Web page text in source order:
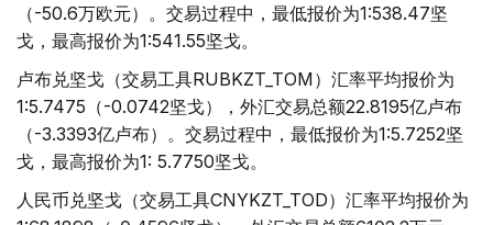
（-50.6万欧元）。交易过程中，最低报价为1:538.47坚
戈，最高报价为1:541.55坚戈。
卢布兑坚戈（交易工具RUBKZT_TOM）汇率平均报价为
1:5.7475（-0.0742坚戈），外汇交易总额22.8195亿卢布
（-3.3393亿卢布）。交易过程中，最低报价为1:5.7252坚
戈，最高报价为1: 5.7750坚戈。
人民币兑坚戈（交易工具CNYKZT_TOD）汇率平均报价为